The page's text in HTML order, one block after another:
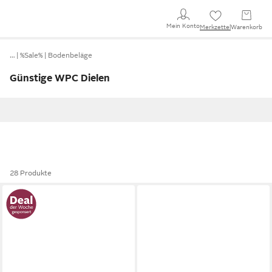
Mein KontoMerkzettel Warenkorb
… %Sale% Bodenbeläge
Günstige WPC Dielen
28 Produkte